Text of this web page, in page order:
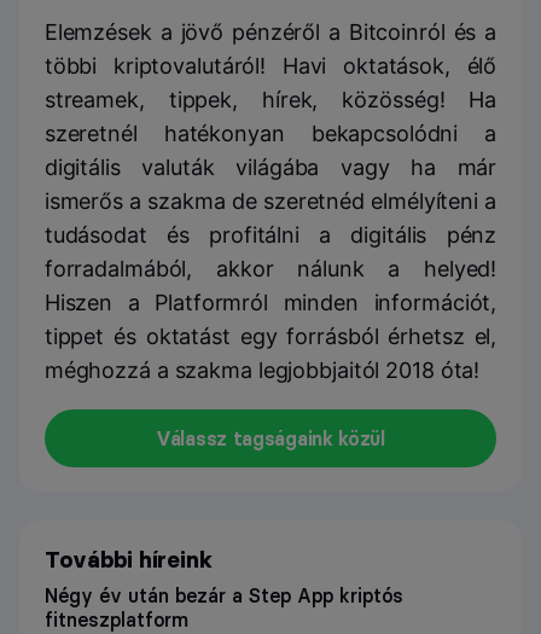
Elemzések a jövő pénzéről a Bitcoinról és a
többi kriptovalutáról! Havi oktatások, élő
streamek, tippek, hírek, közösség! Ha
szeretnél hatékonyan bekapcsolódni a
digitális valuták világába vagy ha már
ismerős a szakma de szeretnéd elmélyíteni a
tudásodat és profitálni a digitális pénz
forradalmából, akkor nálunk a helyed!
Hiszen a Platformról minden információt,
tippet és oktatást egy forrásból érhetsz el,
méghozzá a szakma legjobbjaitól 2018 óta!
Válassz tagságaink közül
További híreink
Négy év után bezár a Step App kriptós
fitneszplatform